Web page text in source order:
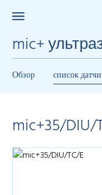
mic+
Обзор список
mic+35/DIU/